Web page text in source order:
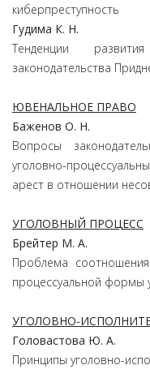
киберпреступность
Гудима К. Н.
Тенденции
законодательства
ЮВЕНАЛЬНОЕ ПРАВО
Баженов О. Н.
Вопросы
уголовно-
арест в отношении
УГОЛОВНЫЙ ПРОЦЕСС
Брейтер М. А.
Проблема
процессуальной формы
УГОЛОВНО-
Головастова Ю. А.
Принципы уголовно-